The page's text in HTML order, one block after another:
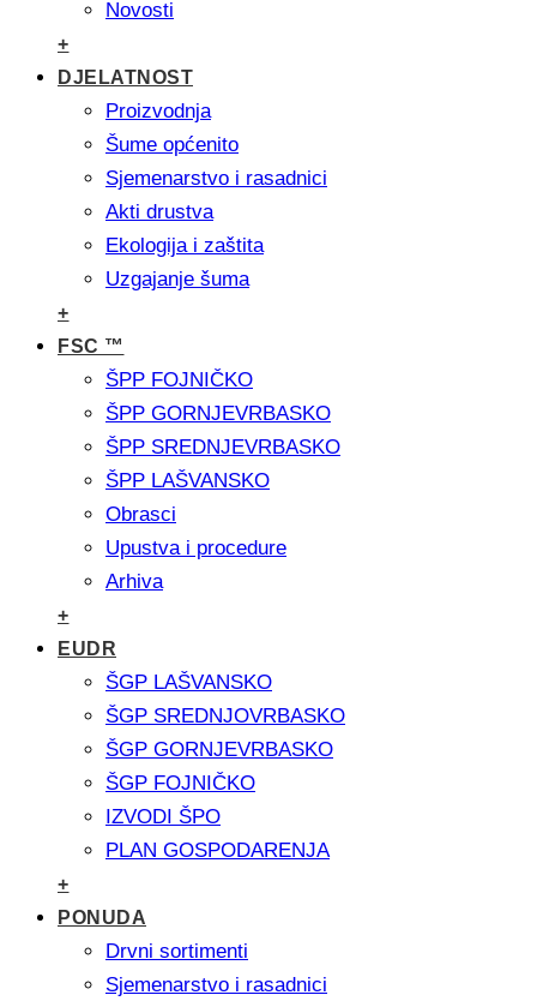
Novosti
+
DJELATNOST
Proizvodnja
Šume općenito
Sjemenarstvo i rasadnici
Akti drustva
Ekologija i zaštita
Uzgajanje šuma
+
FSC ™
ŠPP FOJNIČKO
ŠPP GORNJEVRBASKO
ŠPP SREDNJEVRBASKO
ŠPP LAŠVANSKO
Obrasci
Upustva i procedure
Arhiva
+
EUDR
ŠGP LAŠVANSKO
ŠGP SREDNJOVRBASKO
ŠGP GORNJEVRBASKO
ŠGP FOJNIČKO
IZVODI ŠPO
PLAN GOSPODARENJA
+
PONUDA
Drvni sortimenti
Sjemenarstvo i rasadnici